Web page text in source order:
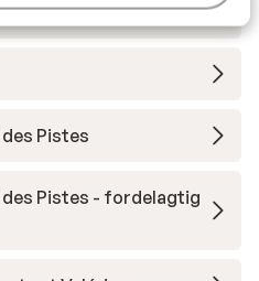
des Pistes
des Pistes - fordelagtig